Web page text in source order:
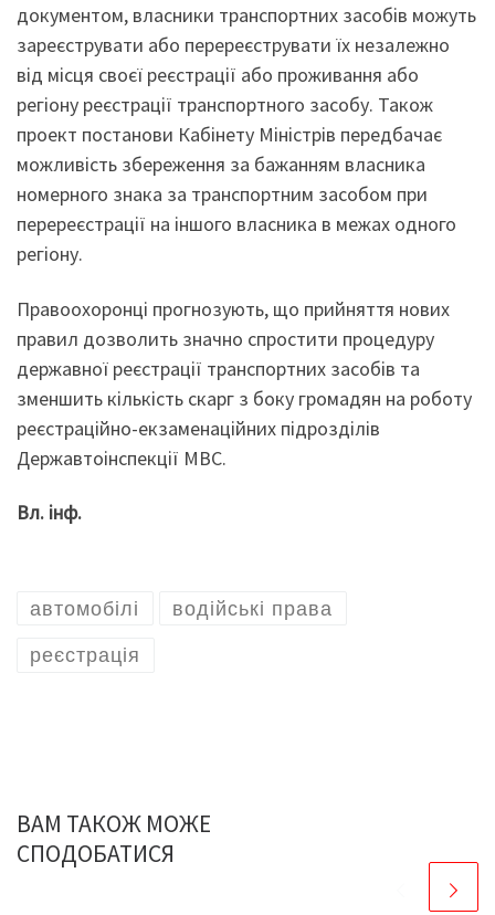
документом, власники транспортних засобів можуть
зареєструвати або перереєструвати їх незалежно
від місця своєї реєстрації або проживання або
регіону реєстрації транспортного засобу. Також
проект постанови Кабінету Міністрів передбачає
можливість збереження за бажанням власника
номерного знака за транспортним засобом при
перереєстрації на іншого власника в межах одного
регіону.
Правоохоронці прогнозують, що прийняття нових
правил дозволить значно спростити процедуру
державної реєстрації транспортних засобів та
зменшить кількість скарг з боку громадян на роботу
реєстраційно-екзаменаційних підрозділів
Державтоінспекції МВС.
Вл. інф.
автомобілі водійські права
реєстрація
ВАМ ТАКОЖ МОЖЕ
СПОДОБАТИСЯ